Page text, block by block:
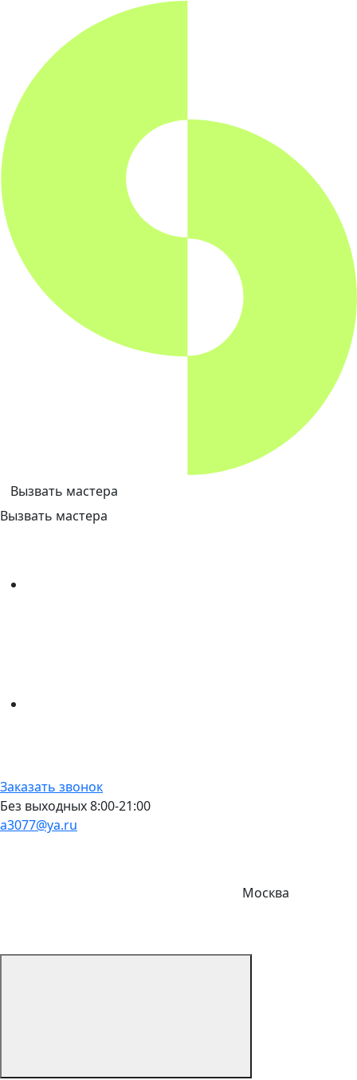
Вызвать мастера
Вызвать мастера
Заказать звонок
Без выходных 8:00-21:00
a3077@ya.ru
Москва